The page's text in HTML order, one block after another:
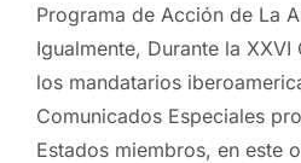
Programa de Acción de La
Igualmente, Durante la XXVI
los mandatarios
Comunicados Especiales
Estados miembros, en este